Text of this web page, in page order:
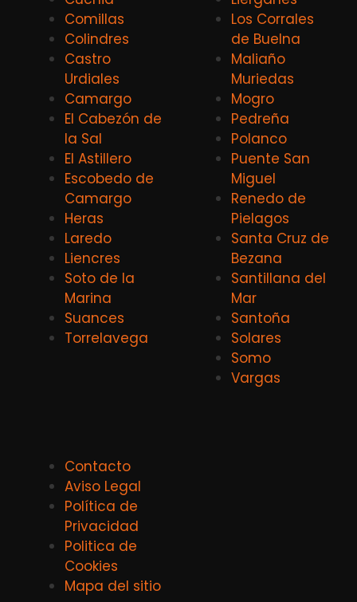
Comillas
Colindres
Castro
Urdiales
Camargo
El Cabezón de
la Sal
El Astillero
Escobedo de
Camargo
Heras
Laredo
Liencres
Soto de la
Marina
Suances
Torrelavega
Los Corrales
de Buelna
Maliaño
Muriedas
Mogro
Pedreña
Polanco
Puente San
Miguel
Renedo de
Pielagos
Santa Cruz de
Bezana
Santillana del
Mar
Santoña
Solares
Somo
Vargas
Contacto
Aviso Legal
Política de
Privacidad
Politica de
Cookies
Mapa del sitio